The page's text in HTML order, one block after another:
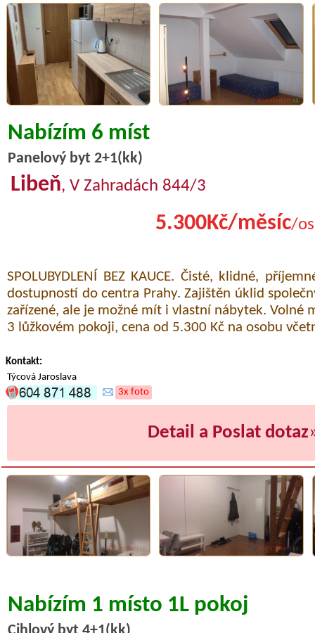
Nabízím 6 míst
Panelový byt 2+1(kk)
Libeň, V Zahradách 844/3
5.300Kč/měsíc/
SPOLUBYDLENÍ BEZ KAUCE. Čisté, klidné,
dostupností do centra Prahy. Zajištěn úklid
zařízené, ale je možné mít i vlastní nábytek. Volné
3 lůžkovém pokoji, cena od 5.300 Kč na osobu
Kontakt:
Týcová Jaroslava
3x foto
Detail a Poslat dotaz
Nabízím 1 místo 1L pokoj